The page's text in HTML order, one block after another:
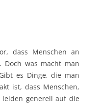
dass Menschen an
Doch was macht man
es Dinge, die man
ist, dass Menschen,
generell auf die